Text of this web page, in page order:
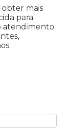
mais
para
atendimento